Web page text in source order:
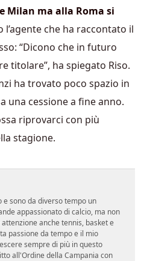
Milan ma alla Roma si
l’agente che ha raccontato il
“Dicono che in futuro
titolare”, ha spiegato Riso.
ha trovato poco spazio in
una cessione a fine anno.
riprovarci con più
stagione.
sono da diverso tempo un
appassionato di calcio, ma non
anche tennis, basket e
passione da tempo e il mio
sempre di più in questo
all'Ordine della Campania con